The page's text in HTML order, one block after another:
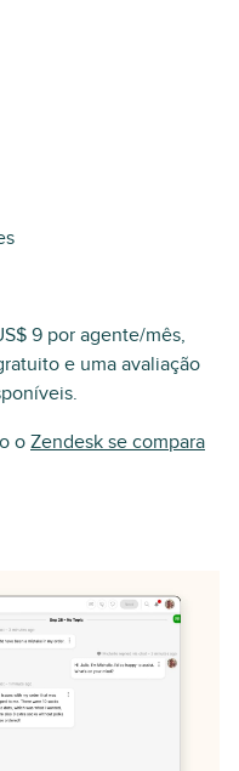
9 por agente/mês,
e uma avaliação
oZendesk se compara